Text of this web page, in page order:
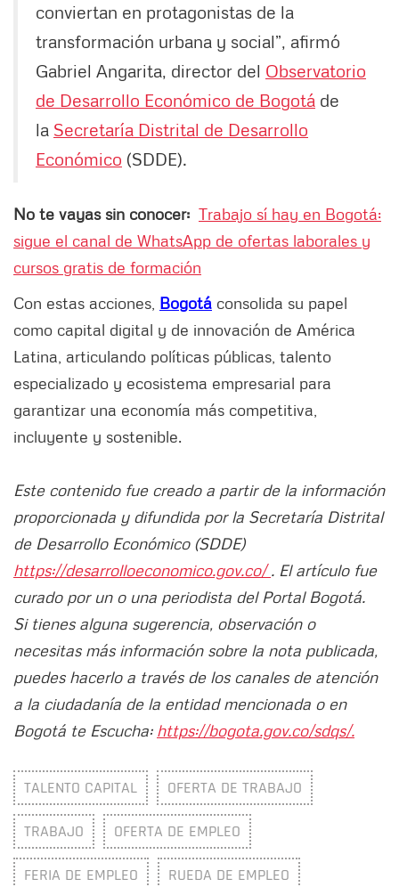
conviertan en protagonistas de la
transformación urbana y social”, afirmó
Gabriel Angarita, director del Observatorio
de Desarrollo Económico de Bogotá de
la Secretaría Distrital de Desarrollo
Económico (SDDE).
No te vayas sin conocer: Trabajo sí hay en Bogotá:
sigue el canal de WhatsApp de ofertas laborales y
cursos gratis de formación
Con estas acciones, Bogotá consolida su papel
como capital digital y de innovación de América
Latina, articulando políticas públicas, talento
especializado y ecosistema empresarial para
garantizar una economía más competitiva,
incluyente y sostenible.
Este contenido fue creado a partir de la información
proporcionada y difundida por la Secretaría Distrital
de Desarrollo Económico (SDDE)
https://desarrolloeconomico.gov.co/. El artículo fue
curado por un o una periodista del Portal Bogotá.
Si tienes alguna sugerencia, observación o
necesitas más información sobre la nota publicada,
puedes hacerlo a través de los canales de atención
a la ciudadanía de la entidad mencionada o en
Bogotá te Escucha: https://bogota.gov.co/sdqs/.
TALENTO CAPITAL OFERTA DE TRABAJO
TRABAJO OFERTA DE EMPLEO
FERIA DE EMPLEO RUEDA DE EMPLEO